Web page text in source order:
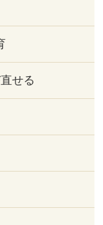
せる